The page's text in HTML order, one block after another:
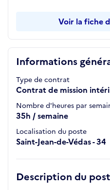
Informations
Type de contrat
Contrat de mission
Nombre d'heures par
35h / semaine
Localisation du poste
Saint-Jean-de-Védas - 34
Description du
Voir la fiche